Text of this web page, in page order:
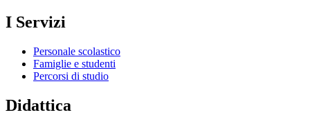
I Servizi
Personale scolastico
Famiglie e studenti
Percorsi di studio
Didattica